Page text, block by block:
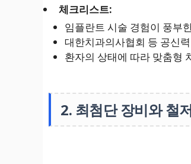
체크리스트:
임플란트 시술 경험이 풍부
대한치과의사협회 등 공신
환자의 상태에 따라 맞춤형
2. 최첨단 장비와 철